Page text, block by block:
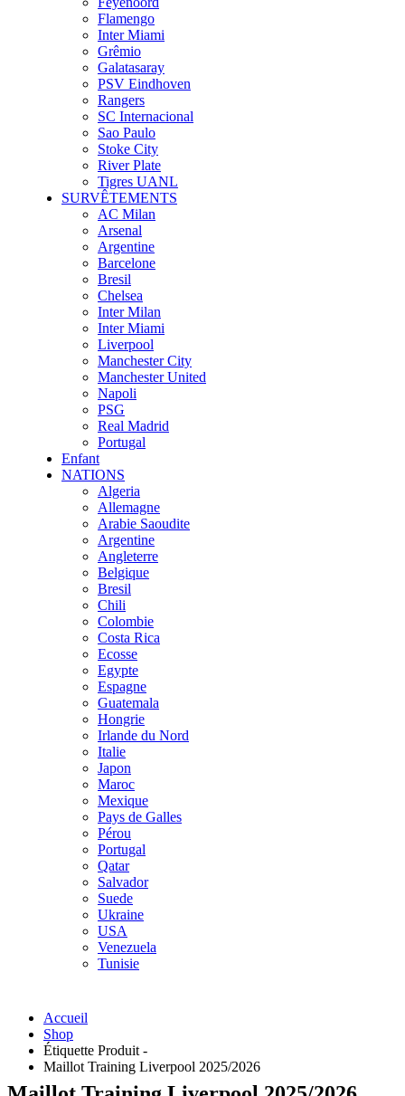
Flamengo
Inter Miami
Grêmio
Galatasaray
PSV Eindhoven
Rangers
SC Internacional
Sao Paulo
Stoke City
River Plate
Tigres UANL
SURVÊTEMENTS
AC Milan
Arsenal
Argentine
Barcelone
Bresil
Chelsea
Inter Milan
Inter Miami
Liverpool
Manchester City
Manchester United
Napoli
PSG
Real Madrid
Portugal
Enfant
NATIONS
Algeria
Allemagne
Arabie Saoudite
Argentine
Angleterre
Belgique
Bresil
Chili
Colombie
Costa Rica
Ecosse
Egypte
Espagne
Guatemala
Hongrie
Irlande du Nord
Italie
Japon
Maroc
Mexique
Pays de Galles
Pérou
Portugal
Qatar
Salvador
Suede
Ukraine
USA
Venezuela
Tunisie
Accueil
Shop
Étiquette Produit -
Maillot Training Liverpool 2025/2026